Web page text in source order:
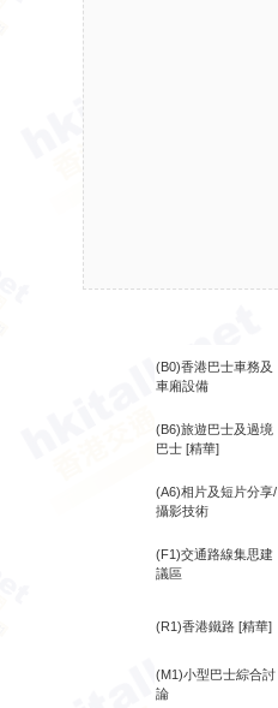
(B0)香港巴士車務及
車廂設備
(B6)旅遊巴士及過境
巴士 [精華]
(A6)相片及短片分享/
攝影技術
(F1)交通路線集思建
議區
(R1)香港鐵路 [精華]
(M1)小型巴士綜合討
論